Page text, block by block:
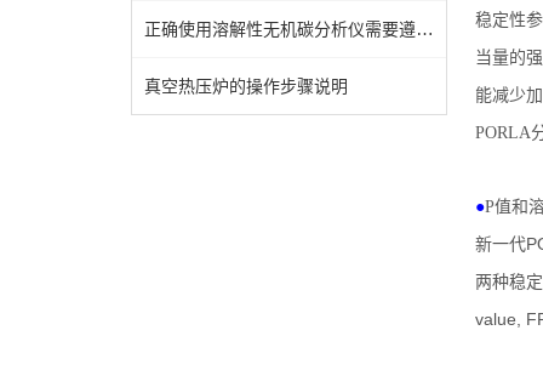
正确使用溶解性无机碳分析仪需要遵循以下步骤
真空热压炉的操作步骤说明
稳定性
当量的
能减少
PORLA
●P值和
新一代
两种稳
value,